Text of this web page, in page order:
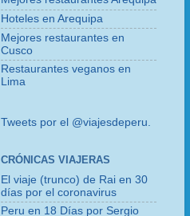
Hoteles en Arequipa
Mejores restaurantes en
Cusco
Restaurantes veganos en
Lima
Tweets por el @viajesdeperu.
CRÓNICAS VIAJERAS
El viaje (trunco) de Rai en 30
días por el coronavirus
Peru en 18 Días por Sergio